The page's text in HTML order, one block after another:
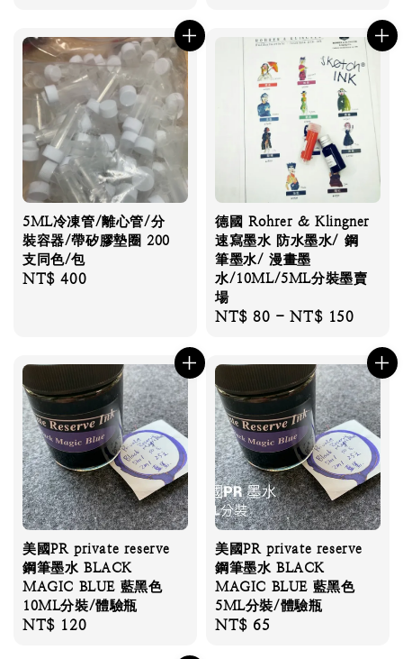
5ML冷凍管/離心管/分
裝容器/帶矽膠墊圈 200
支同色/包
Regular
NT$ 400
德國 Rohrer & Klingner
速寫墨水 防水墨水/ 鋼
筆墨水/ 漫畫墨
水/10ML/5ML分裝墨賣
場
Regular
NT$ 80 -NT$ 150
美國PR private reserve
鋼筆墨水 BLACK
MAGIC BLUE 藍黑色
10ML分裝/體驗瓶
Regular
NT$ 120
美國PR private reserve
鋼筆墨水 BLACK
MAGIC BLUE 藍黑色
5ML分裝/體驗瓶
Regular
NT$ 65